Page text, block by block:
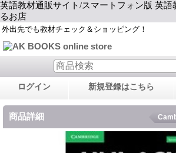
英語教材通販サイト/スマートフォン版 英語
るお店
外出先でも教材チェック＆ショッピング！
ログイン 新規登録はこちら
商品詳細